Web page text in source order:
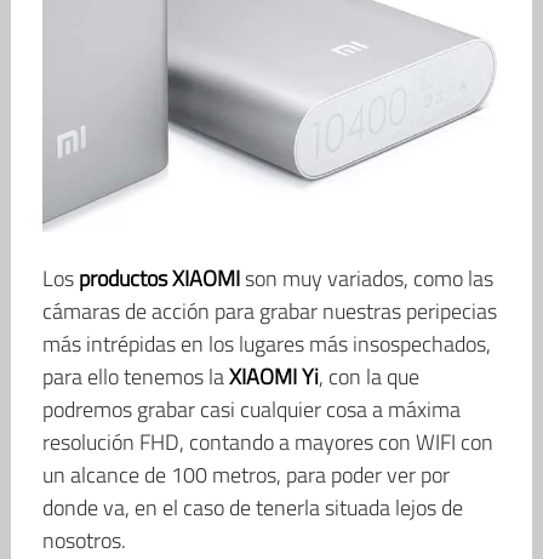
Losproductos XIAOMIson muy variados, como las
cámaras de acción para grabar nuestras peripecias
más intrépidas en los lugares más insospechados,
para ello tenemos laXIAOMI Yi, con la que
podremos grabar casi cualquier cosa a máxima
resolución FHD, contando a mayores con WIFI con
un alcance de 100 metros, para poder ver por
donde va, en el caso de tenerla situada lejos de
nosotros.